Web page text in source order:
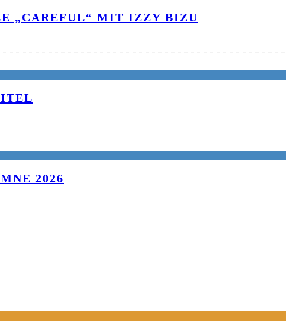
„CAREFUL“ MIT IZZY BIZU
2026